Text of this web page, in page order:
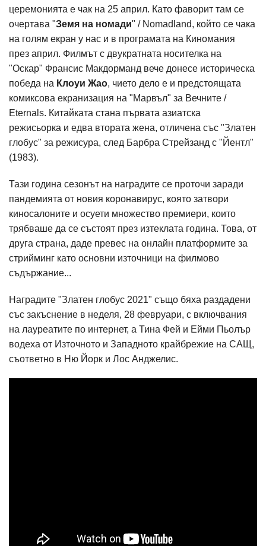
церемонията е чак на 25 април. Като фаворит там се
очертава "Земя на номади" / Nomadland, който се чака
на голям екран у нас и в програмата на Киномания
през април. Филмът с двукратната носителка на
"Оскар" Франсис Макдорманд вече донесе историческа
победа на Клоуи Жао, чието дело е и предстоящата
комиксова екранизация на "Марвъл" за Вечните /
Eternals. Китайката стана първата азиатска
режисьорка и едва втората жена, отличена със "Златен
глобус" за режисура, след Барбра Стрейзанд с "Йентл"
(1983).
Тази година сезонът на наградите се проточи заради
пандемията от новия коронавирус, която затвори
киносалоните и осуети множество премиери, които
трябваше да се състоят през изтеклата година. Това, от
друга страна, даде превес на онлайн платформите за
стрийминг като основни източници на филмово
съдържание...
Наградите "Златен глобус 2021" също бяха раздадени
със закъснение в неделя, 28 февруари, с включвания
на лауреатите по интернет, а Тина Фей и Ейми Пьолър
водеха от Източното и Западното крайбрежие на САЩ,
съответно в Ню Йорк и Лос Анджелис.